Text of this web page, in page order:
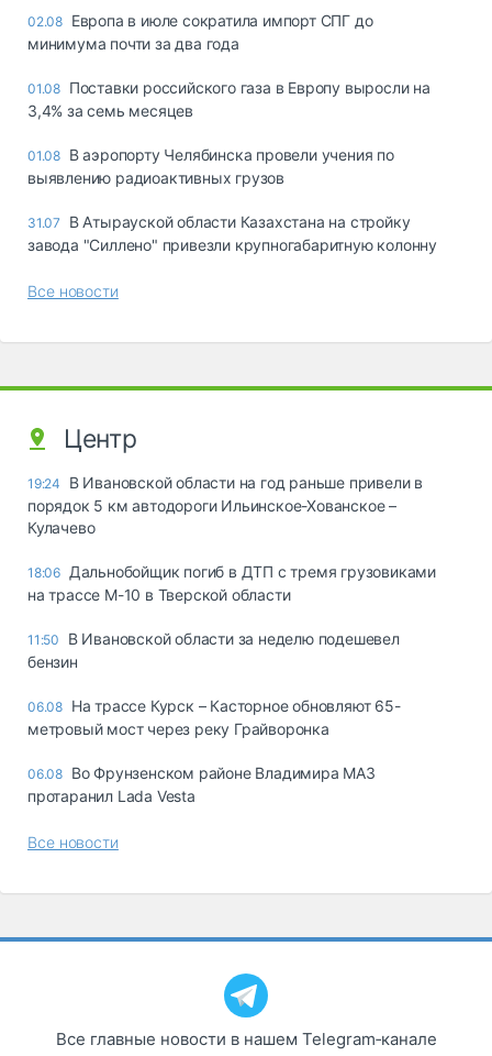
02.08 Европа в июле сократила импорт СПГ до
минимума почти за два года
01.08 Поставки российского газа в Европу выросли на
3,4% за семь месяцев
01.08 В аэропорту Челябинска провели учения по
выявлению радиоактивных грузов
31.07
В Атырауской области Казахстана на стройку
завода "Силлено" привезли крупногабаритную колонну
Все новости
Центр
19:24
В Ивановской области на год раньше привели в
порядок 5 км автодороги Ильинское-Хованское –
Кулачево
18:06 Дальнобойщик погиб в ДТП с тремя грузовиками
на трассе М-10 в Тверской области
11:50
В Ивановской области за неделю подешевел
бензин
06.08 На трассе Курск – Касторное обновляют 65-
метровый мост через реку Грайворонка
06.08 Во Фрунзенском районе Владимира МАЗ
протаранил Lada Vesta
Все новости
Все главные новости в нашем Telegram‑канале